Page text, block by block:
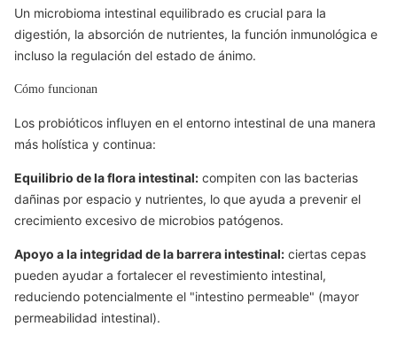
Un microbioma intestinal equilibrado es crucial para la
digestión, la absorción de nutrientes, la función inmunológica e
incluso la regulación del estado de ánimo.
Cómo funcionan
Los probióticos influyen en el entorno intestinal de una manera
más holística y continua:
Equilibrio de la flora intestinal: compiten con las bacterias
dañinas por espacio y nutrientes, lo que ayuda a prevenir el
crecimiento excesivo de microbios patógenos.
Apoyo a la integridad de la barrera intestinal: ciertas cepas
pueden ayudar a fortalecer el revestimiento intestinal,
reduciendo potencialmente el "intestino permeable" (mayor
permeabilidad intestinal).